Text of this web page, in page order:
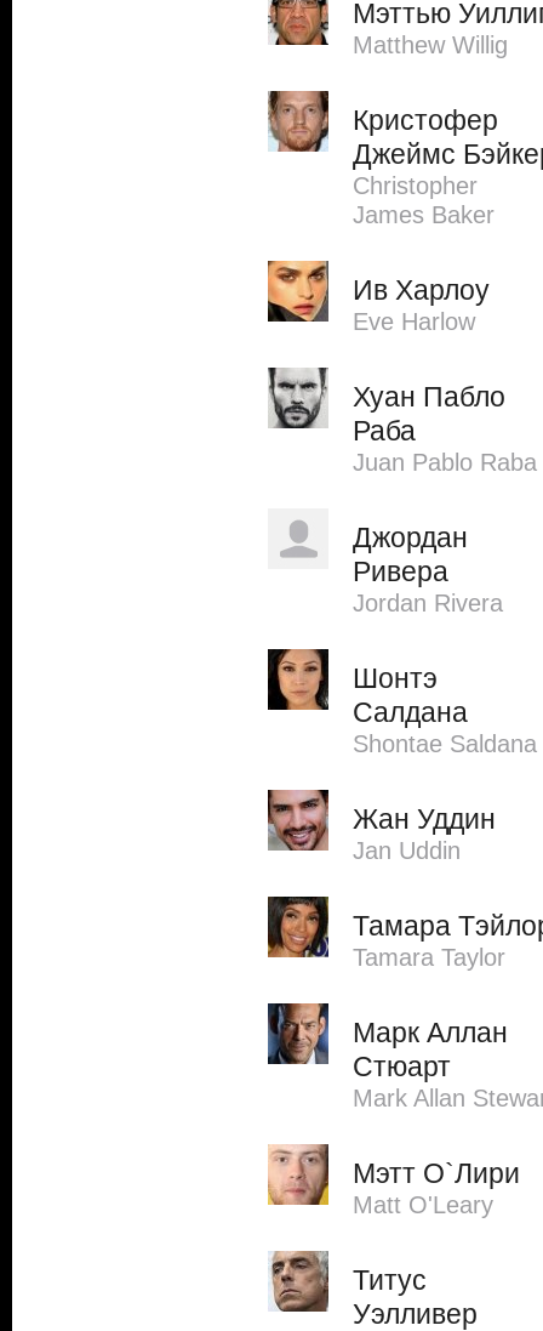
Мэттью
Matthew Willig
Кристофер
Джеймс
Christopher
James Baker
Ив Харлоу
Eve Harlow
Хуан Пабло
Раба
Juan Pablo Raba
Джордан
Ривера
Jordan Rivera
Шонтэ
Салдана
Shontae Saldana
Жан Уддин
Jan Uddin
Тамара
Tamara Taylor
Марк Аллан
Стюарт
Mark Allan
Мэтт О`Лири
Matt O'Leary
Титус
Уэлливер